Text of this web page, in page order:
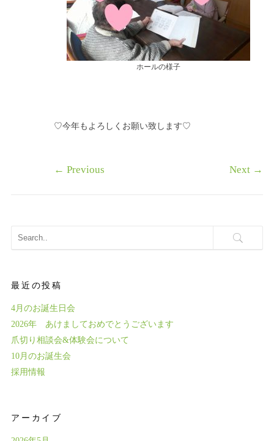
ホールの様子
♡今年もよろしくお願い致します♡
← Previous Next →
最近の投稿
4月のお誕生日会
2026年 あけましておめでとうございます
爪切り相談会&体験会について
10月のお誕生会
採用情報
アーカイブ